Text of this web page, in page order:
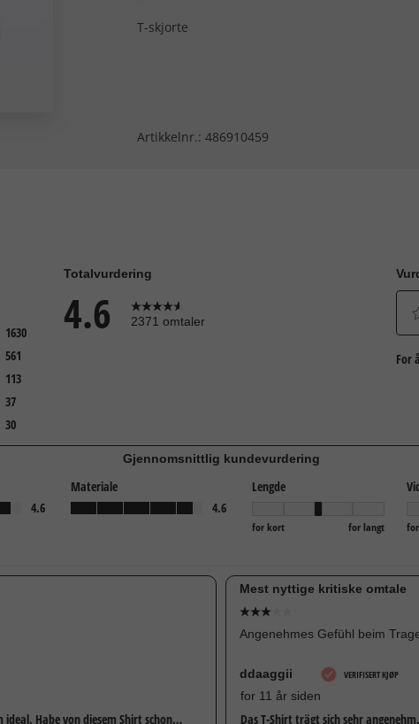
T-skjorte
Artikkelnr.: 486910459